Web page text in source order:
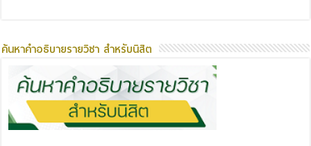
ค้นหาคำอธิบายรายวิชา สำหรับนิสิต